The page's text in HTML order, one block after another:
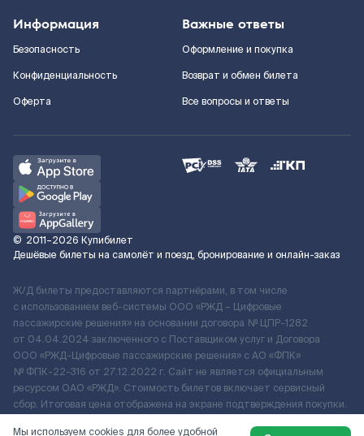
Информация
Безопасность
Конфиденциальность
Оферта
Важные ответы
Оформление и покупка
Возврат и обмен билета
Все вопросы и ответы
© 2011–2026 Купибилет
Дешёвые билеты на самолёт и поезд, бронирование и онлайн-заказ
Ж/Д билеты предоставляются партнёрами, в том числе
с использованием веб-системы ООО «РЖД – Цифровые
пассажирские решения» на основании договора № ЦПР-1282
от 04.04.2024 заключенного с Поставщиком услуг и Договора
ООО «РЖД-Цифровые пассажирские решения» c АО «ФПК»
№ ФПК-22-316 от 27.12.2022 г. Сайт не является официальным
ресурсом ОАО «РЖД». Стоимость билетов включает сервисный
сбор. Итоговая цена отображена на экране подтверждения покупки.
Мы используем cookies для более удобной